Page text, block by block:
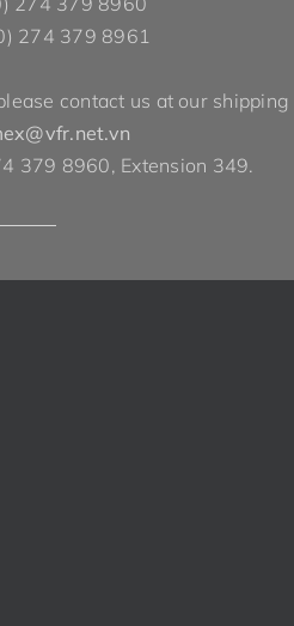
274 379 8961
contact us at our shipping
379 8960, Extension 349.